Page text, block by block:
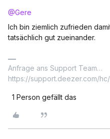
@Gere
Ich bin ziemlich zufrieden
tatsächlich gut zueinander.
Anfrage ans Support Team…
https://support.deezer.com/
1 Person gefällt das